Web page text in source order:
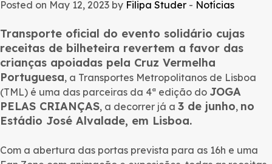
Posted on May 12, 2023 by Filipa Studer - Notícias
Transporte oficial do evento solidário cujas
receitas de bilheteira revertem a favor das
crianças apoiadas pela Cruz Vermelha
Portuguesa, a Transportes Metropolitanos de Lisboa
(TML) é uma das parceiras da 4ª edição do JOGA
PELAS CRIANÇAS, a decorrer já a 3 de junho, no
Estádio José Alvalade, em Lisboa.
Com a abertura das portas prevista para as 16h e uma